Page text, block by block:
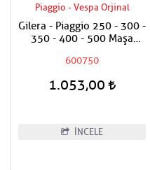
Piaggio - Vespa Orjinal
Gilera - Piaggio 250 - 300 -
350 - 400 - 500 Maşa
Rulman Set Üst
600750
1.053,00
İNCELE